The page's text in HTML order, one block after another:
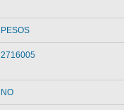
PESOS
2716005
NO